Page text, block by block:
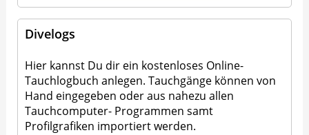
Divelogs
Hier kannst Du dir ein kostenloses Online-
Tauchlogbuch anlegen. Tauchgänge können von
Hand eingegeben oder aus nahezu allen
Tauchcomputer- Programmen samt
Profilgrafiken importiert werden.